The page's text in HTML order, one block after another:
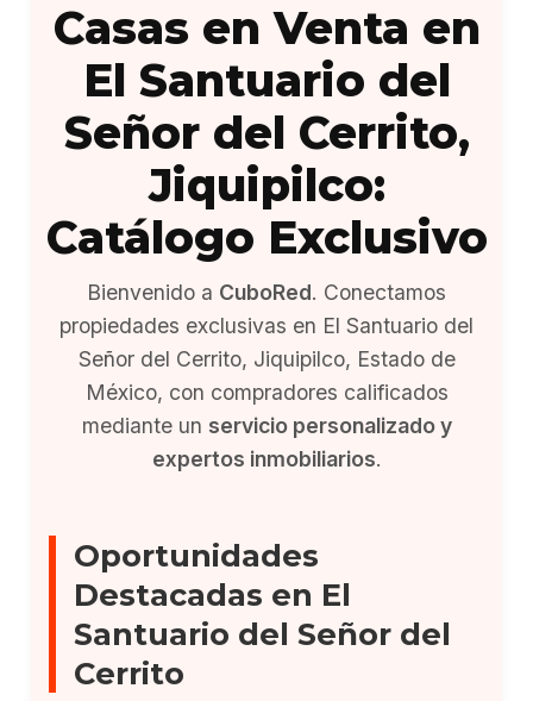
Casas en Venta en
El Santuario del
Señor del Cerrito,
Jiquipilco:
Catálogo Exclusivo
Bienvenido a CuboRed. Conectamos
propiedades exclusivas en El Santuario del
Señor del Cerrito, Jiquipilco, Estado de
México, con compradores calificados
mediante un servicio personalizado y
expertos inmobiliarios.
Oportunidades
Destacadas en El
Santuario del Señor del
Cerrito